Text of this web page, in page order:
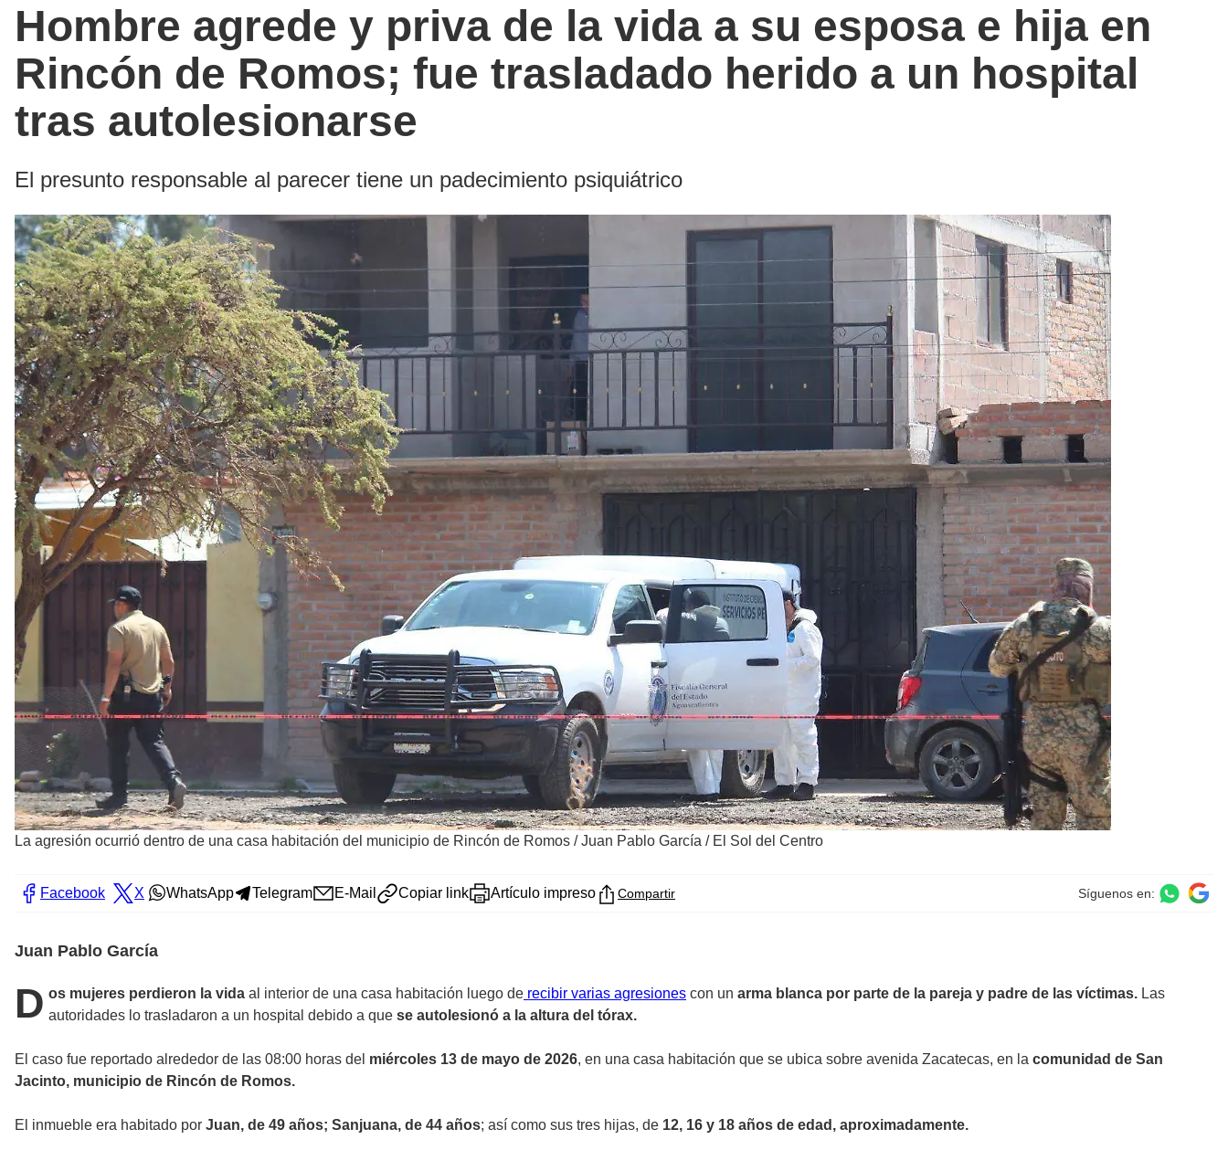
Hombre agrede y priva de la vida a su esposa e hija en
Rincón de Romos; fue trasladado herido a un hospital
tras autolesionarse
El presunto responsable al parecer tiene un padecimiento psiquiátrico
La agresión ocurrió dentro de una casa habitación del municipio de Rincón de Romos /Juan Pablo García / El Sol del Centro
Facebook X WhatsApp Telegram E-Mail Copiar link Artículo impreso Compartir Síguenos en:
Juan Pablo García
D os mujeres perdieron la vida al interior de una casa habitación luego de recibir varias agresiones con un arma blanca por parte de la pareja y padre de las víctimas. Las
autoridades lo trasladaron a un hospital debido a que se autolesionó a la altura del tórax.
El caso fue reportado alrededor de las 08:00 horas del miércoles 13 de mayo de 2026, en una casa habitación que se ubica sobre avenida Zacatecas, en la comunidad de San
Jacinto, municipio de Rincón de Romos.
El inmueble era habitado por Juan, de 49 años; Sanjuana, de 44 años; así como sus tres hijas, de 12, 16 y 18 años de edad, aproximadamente.